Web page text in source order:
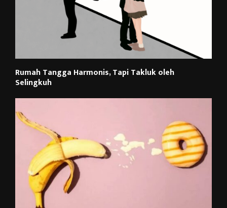
Rumah Tangga Harmonis, Tapi Takluk oleh
Selingkuh